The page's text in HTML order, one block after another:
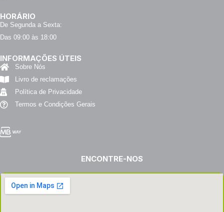
HORÁRIO
De Segunda a Sexta:
Das 09:00 às 18:00
INFORMAÇÕES ÚTEIS
Sobre Nós
Livro de reclamações
Política de Privacidade
Termos e Condições Gerais
ENCONTRE-NOS